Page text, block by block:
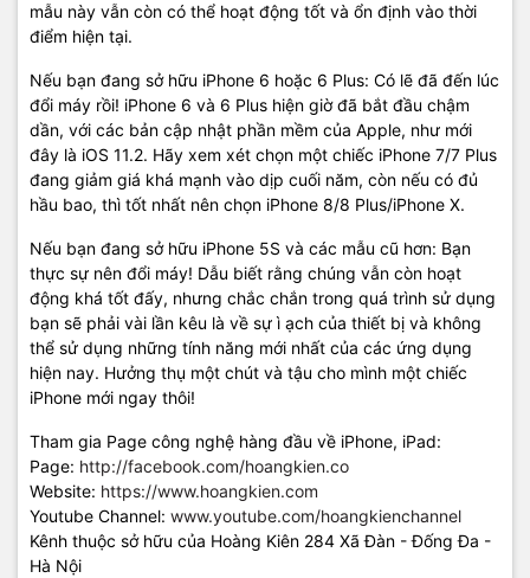
mẫu này vẫn còn có thể hoạt động tốt và ổn định vào thời
điểm hiện tại.
Nếu bạn đang sở hữu iPhone 6 hoặc 6 Plus: Có lẽ đã đến lúc
đổi máy rồi! iPhone 6 và 6 Plus hiện giờ đã bắt đầu chậm
dần, với các bản cập nhật phần mềm của Apple, như mới
đây là iOS 11.2. Hãy xem xét chọn một chiếc iPhone 7/7 Plus
đang giảm giá khá mạnh vào dịp cuối năm, còn nếu có đủ
hầu bao, thì tốt nhất nên chọn iPhone 8/8 Plus/iPhone X.
Nếu bạn đang sở hữu iPhone 5S và các mẫu cũ hơn: Bạn
thực sự nên đổi máy! Dẫu biết rằng chúng vẫn còn hoạt
động khá tốt đấy, nhưng chắc chắn trong quá trình sử dụng
bạn sẽ phải vài lần kêu là về sự ì ạch của thiết bị và không
thể sử dụng những tính năng mới nhất của các ứng dụng
hiện nay. Hưởng thụ một chút và tậu cho mình một chiếc
iPhone mới ngay thôi!
Tham gia Page công nghệ hàng đầu về iPhone, iPad:
Page: http://facebook.com/hoangkien.co
Website: https://www.hoangkien.com
Youtube Channel: www.youtube.com/hoangkienchannel
Kênh thuộc sở hữu của Hoàng Kiên 284 Xã Đàn - Đống Đa -
Hà Nội